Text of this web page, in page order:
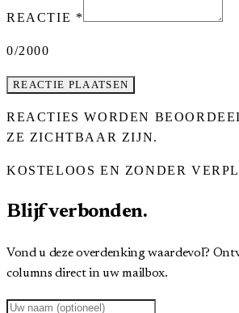
REACTIE *
0/2000
REACTIE PLAATSEN
REACTIES WORDEN
ZE ZICHTBAAR ZIJN.
KOSTELOOS EN ZONDER
Blijf verbonden.
Vond u deze overdenking waardevol?
columns direct in uw mailbox.